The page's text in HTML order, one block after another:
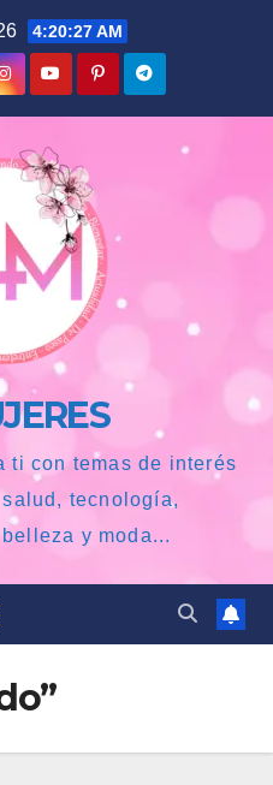
4:20:28 AM
ti con temas de interés
tecnología,
y moda...